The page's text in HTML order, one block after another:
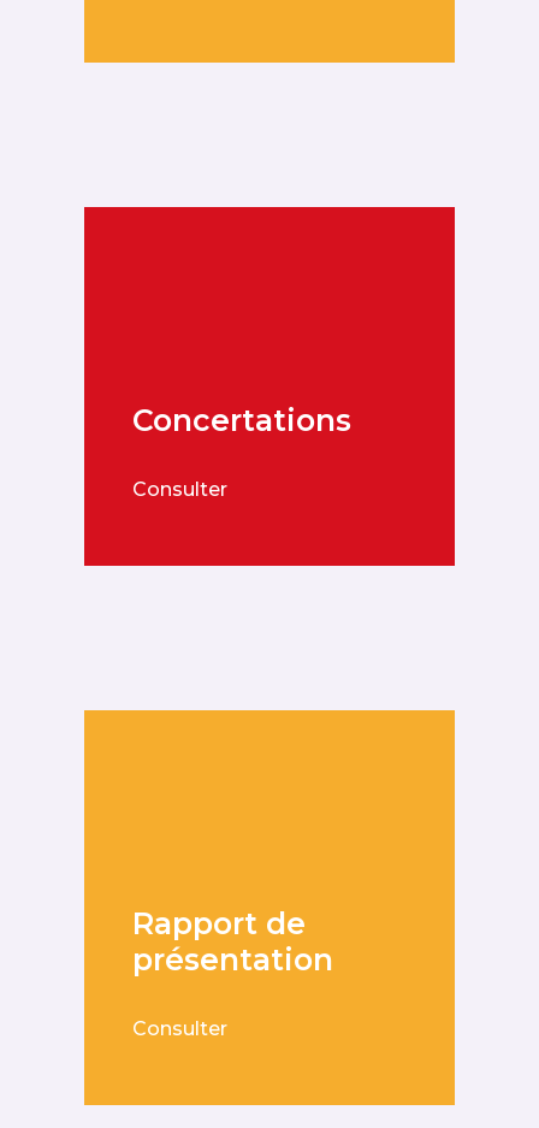
Concertations
Consulter
Rapport de
présentation
Consulter